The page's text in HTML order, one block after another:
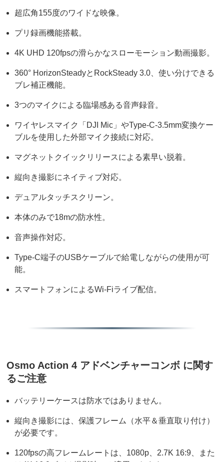
超広角155度のワイドな映像。
プリ録画機能搭載。
4K UHD 120fpsの滑らかなスローモーション動画撮影。
360° HorizonSteadyとRockSteady 3.0、使い分けできる
ブレ補正機能。
3つのマイクによる臨場感ある音声録音。
ワイヤレスマイク「DJI Mic」やType-C-3.5mm変換ケー
ブルを使用した外部マイク接続に対応。
マグネットクイックリリースによる素早い脱着。
縦向き撮影にネイティブ対応。
デュアルタッチスクリーン。
本体のみで18mの防水性。
音声操作対応。
Type-C端子のUSBケーブルで給電しながらの使用が可
能。
スマートフォンによるWi-Fiライブ配信。
Osmo Action 4 アドベンチャーコンボ に関す
るご注意
バッテリーケースは防水ではありません。
縦向き撮影には、保護フレーム（水平＆垂直取り付け）
が必要です。
120fpsの高フレームレートは、1080p、2.7K 16:9、また